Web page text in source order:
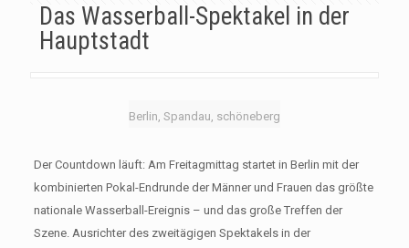
Das Wasserball-Spektakel in der
Hauptstadt
Berlin, Spandau, schöneberg
Der Countdown läuft: Am Freitagmittag startet in Berlin mit der
kombinierten Pokal-Endrunde der Männer und Frauen das größte
nationale Wasserball-Ereignis – und das große Treffen der
Szene. Ausrichter des zweitägigen Spektakels in der